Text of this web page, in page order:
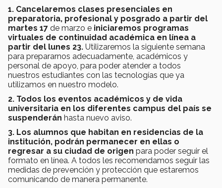
1. Cancelaremos clases presenciales en
preparatoria, profesional y posgrado a partir del
martes 17 de marzo e iniciaremos programas
virtuales de continuidad académica en línea a
partir del lunes 23. Utilizaremos la siguiente semana
para prepararnos adecuadamente, académicos y
personal de apoyo, para poder atender a todos
nuestros estudiantes con las tecnologías que ya
utilizamos en nuestro modelo.
2. Todos los eventos académicos y de vida
universitaria en los diferentes campus del país se
suspenderán hasta nuevo aviso.
3. Los alumnos que habitan en residencias de la
institución, podrán permanecer en ellas o
regresar a su ciudad de origen para poder seguir el
formato en línea. A todos les recomendamos seguir las
medidas de prevención y protección que estaremos
comunicando de manera permanente.